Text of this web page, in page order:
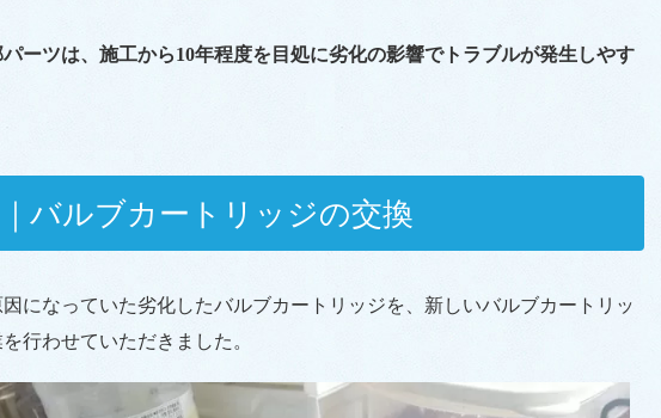
パーツは、施工から10年程度を目処に劣化の影響でトラブルが発生しやす
バルブカートリッジの交換
になっていた劣化したバルブカートリッジを、新しいバルブカートリッ
行わせていただきました。